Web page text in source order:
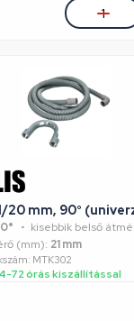
20 mm, 90°
kisebbik belső
(mm): 21 mm
MTK302
72 órás kiszállítással